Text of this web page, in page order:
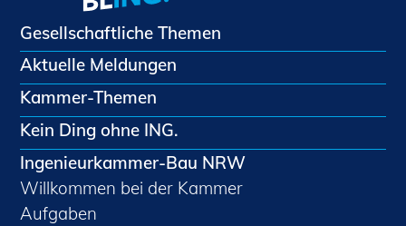
Gesellschaftliche Themen
Aktuelle Meldungen
Kammer-Themen
Kein Ding ohne ING.
Ingenieurkammer-Bau NRW
Willkommen bei der Kammer
Aufgaben